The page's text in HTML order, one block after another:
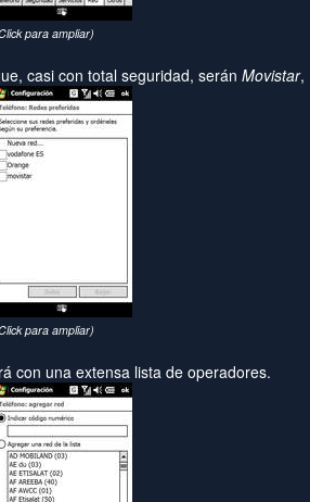
para ampliar)
casi con total seguridad, serán Movistar,
para ampliar)
con una extensa lista de operadores.